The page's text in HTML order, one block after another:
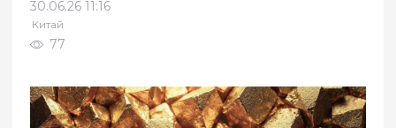
30.06.26 11:16
Китай
77